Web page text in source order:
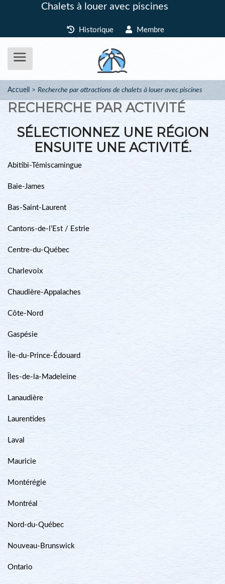
Chalets à louer avec piscines
Historique Membre
Accueil Recherche par attractions de chalets à louer avec piscines
RECHERCHE PAR ACTIVITÉ
SÉLECTIONNEZ UNE RÉGION
ENSUITE UNE ACTIVITÉ.
Abitibi-Témiscamingue
Baie-James
Bas-Saint-Laurent
Cantons-de-l'Est / Estrie
Centre-du-Québec
Charlevoix
Chaudière-Appalaches
Côte-Nord
Gaspésie
Île-du-Prince-Édouard
Îles-de-la-Madeleine
Lanaudière
Laurentides
Laval
Mauricie
Montérégie
Montréal
Nord-du-Québec
Nouveau-Brunswick
Ontario